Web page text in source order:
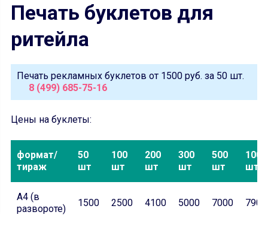
Печать буклетов для
ритейла
Печать рекламных буклетов от 1500 руб. за 50 шт.
8 (499) 685-75-16
Цены на буклеты:
формат/
тираж
50
шт
100
шт
200
шт
300
шт
500
шт
1000
шт
А4 (в
развороте)
1500 2500 4100 5000 7000 7900